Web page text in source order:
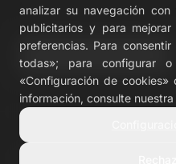
Hoteles todo incluido
analizar su navegación con
publicitarios y para
preferencias. Para
todas»; para configurar
«Configuración de cookies»
información, consulte nuestra